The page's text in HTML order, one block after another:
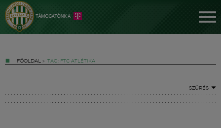
FŐOLDAL » TAG: FTC ATLÉTIKA
SZŰRÉS